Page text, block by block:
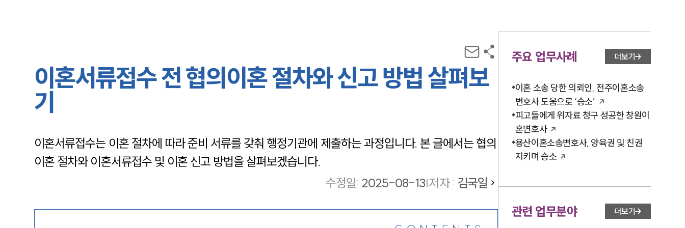
이혼서류접수 전 협의이혼 절차와 신고 방법 살펴보
기
이혼서류접수는 이혼 절차에 따라 준비 서류를 갖춰 행정기관에 제출하는 과정입니다. 본 글에서는 협의
이혼 절차와 이혼서류접수 및 이혼 신고 방법을 살펴보겠습니다.
수정일: 2025-08-13|저자 : 김국일
주요 업무사례 더보기
이혼 소송 당한 의뢰인, 전주이혼소송
변호사 도움으로 ‘승소’
피고들에게 위자료 청구 성공한 창원이
혼변호사
용산이혼소송변호사, 양육권 및 친권
지키며 승소
관련 업무분야 더보기